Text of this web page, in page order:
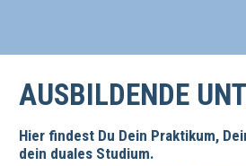
AUSBILDENDE
Hier findest Du Dein Praktikum,
dein duales Studium.